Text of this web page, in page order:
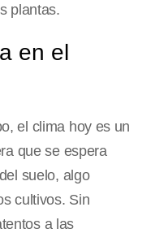
plantas.
en el
el clima hoy es un
que se espera
suelo, algo
cultivos. Sin
a las